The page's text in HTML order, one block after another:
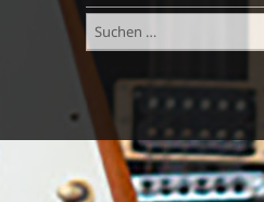
Suchen
nach: